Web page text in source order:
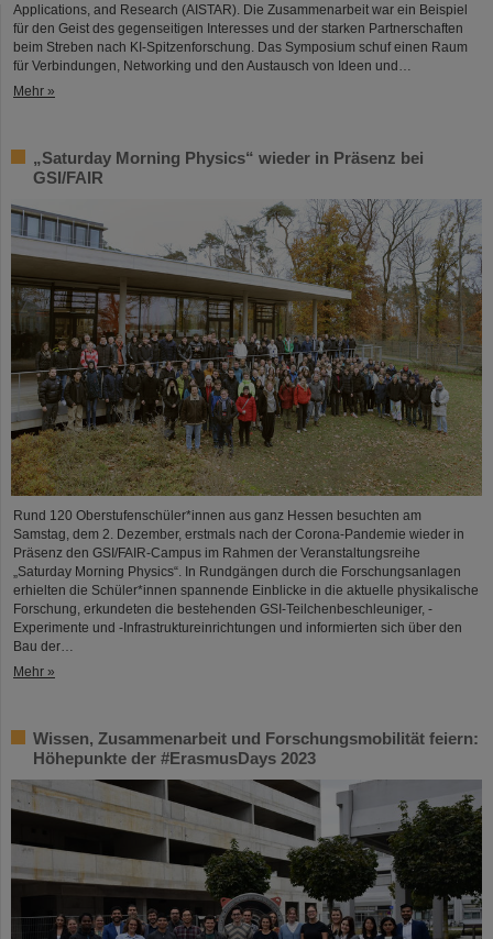
Applications, and Research (AISTAR). Die Zusammenarbeit war ein Beispiel
für den Geist des gegenseitigen Interesses und der starken Partnerschaften
beim Streben nach KI-Spitzenforschung. Das Symposium schuf einen Raum
für Verbindungen, Networking und den Austausch von Ideen und…
Mehr »
„Saturday Morning Physics“ wieder in Präsenz bei
GSI/FAIR
Rund 120 Oberstufenschüler*innen aus ganz Hessen besuchten am
Samstag, dem 2. Dezember, erstmals nach der Corona-Pandemie wieder in
Präsenz den GSI/FAIR-Campus im Rahmen der Veranstaltungsreihe
„Saturday Morning Physics“. In Rundgängen durch die Forschungsanlagen
erhielten die Schüler*innen spannende Einblicke in die aktuelle physikalische
Forschung, erkundeten die bestehenden GSI-Teilchenbeschleuniger, -
Experimente und -Infrastruktureinrichtungen und informierten sich über den
Bau der…
Mehr »
Wissen, Zusammenarbeit und Forschungsmobilität feiern:
Höhepunkte der #ErasmusDays 2023